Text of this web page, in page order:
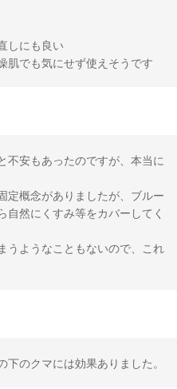
しにも良い
肌でも気にせず使えそうです
不安もあったのですが、本当に
定概念がありましたが、ブルー
然にくすみ等をカバーしてく
うようなこともないので、これ
のクマには効果ありました。